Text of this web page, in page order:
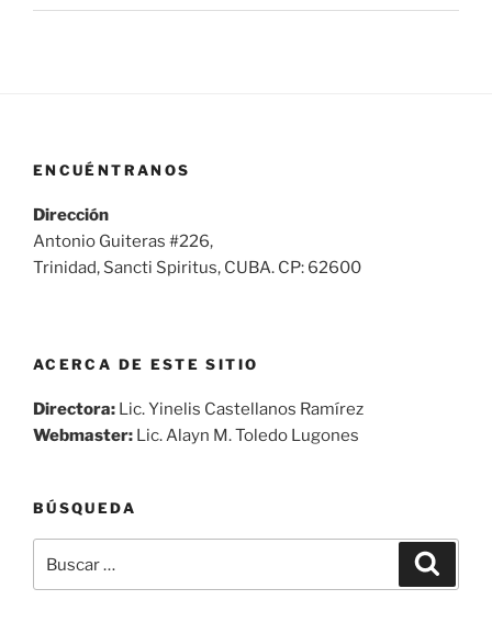
ENCUÉNTRANOS
Dirección
Antonio Guiteras #226,
Trinidad, Sancti Spiritus, CUBA. CP: 62600
ACERCA DE ESTE SITIO
Directora: Lic. Yinelis Castellanos Ramírez
Webmaster: Lic. Alayn M. Toledo Lugones
BÚSQUEDA
por: